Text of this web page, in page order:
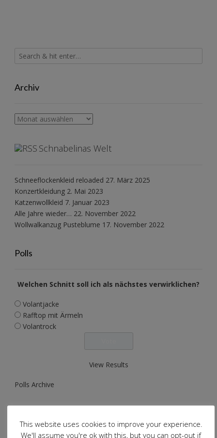
Archiv
Archiv
Schnabelinas Welt
Schneeflockenkleid reloaded 27. März 2025
Konzertkleidung 2. Mai 2023
Katzenwollkleid 7. Januar 2023
Alle Jahre wieder… 22. November 2022
Wollwalkanzug Pusteblume 17. November 2022
Polls
Welchen Schnitt soll ich als nächstes verwirklichen?
Volantjacke
Rafftop mit Ärmeln
Volantrock
View Results
Polls Archive
This website uses cookies to improve your experience.
We'll assume you're ok with this, but you can opt-out if